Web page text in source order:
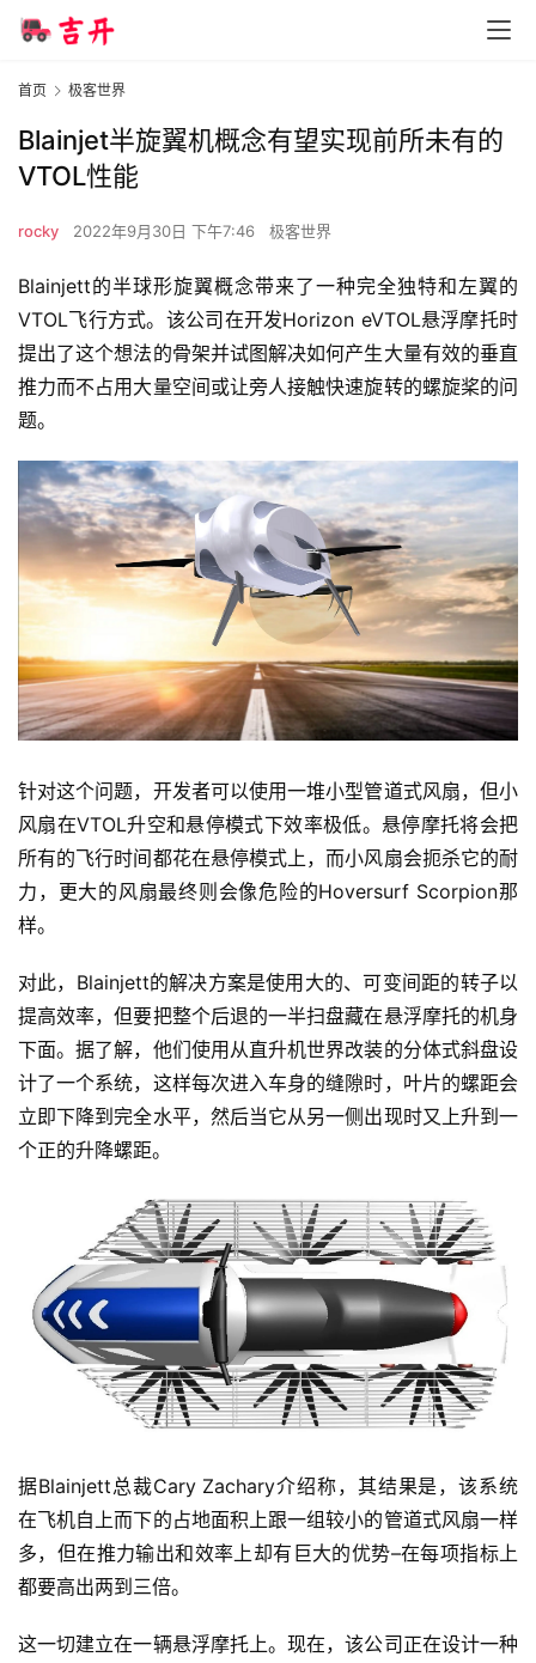
首页 极客世界
Blainjet半旋翼机概念有望实现前所未有的
VTOL性能
rocky 2022年9月30日 下午7:46 极客世界
Blainjett的半球形旋翼概念带来了一种完全独特和左翼的
VTOL飞行方式。该公司在开发Horizon eVTOL悬浮摩托时
提出了这个想法的骨架并试图解决如何产生大量有效的垂直
推力而不占用大量空间或让旁人接触快速旋转的螺旋桨的问
题。
针对这个问题，开发者可以使用一堆小型管道式风扇，但小
风扇在VTOL升空和悬停模式下效率极低。悬停摩托将会把
所有的飞行时间都花在悬停模式上，而小风扇会扼杀它的耐
力，更大的风扇最终则会像危险的Hoversurf Scorpion那
样。
对此，Blainjett的解决方案是使用大的、可变间距的转子以
提高效率，但要把整个后退的一半扫盘藏在悬浮摩托的机身
下面。据了解，他们使用从直升机世界改装的分体式斜盘设
计了一个系统，这样每次进入车身的缝隙时，叶片的螺距会
立即下降到完全水平，然后当它从另一侧出现时又上升到一
个正的升降螺距。
据Blainjett总裁Cary Zachary介绍称，其结果是，该系统
在飞机自上而下的占地面积上跟一组较小的管道式风扇一样
多，但在推力输出和效率上却有巨大的优势–在每项指标上
都要高出两到三倍。
这一切建立在一辆悬浮摩托上。现在，该公司正在设计一种